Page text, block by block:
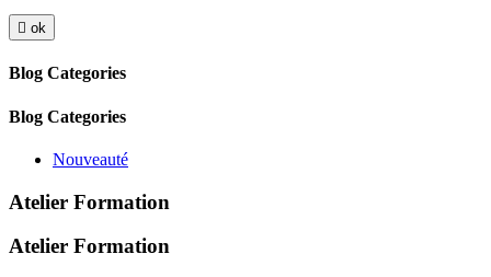
 ok
Blog Categories
Blog Categories
Nouveauté
Atelier Formation
Atelier Formation